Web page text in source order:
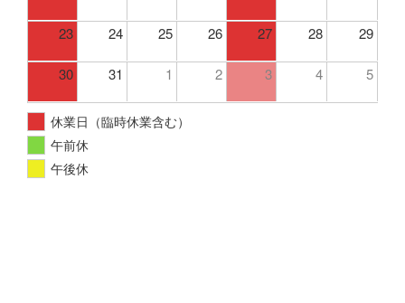
23 24 25 26 27 28 29
30 31 1 2 3 4 5
休業日（臨時休業含む）
午前休
午後休